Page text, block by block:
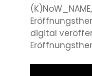
digital